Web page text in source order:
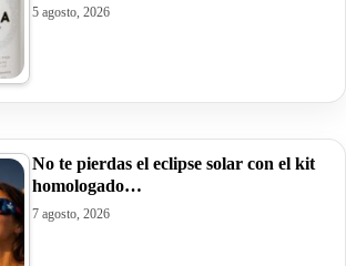
5 agosto, 2026
No te pierdas el eclipse solar con el kit
homologado…
7 agosto, 2026